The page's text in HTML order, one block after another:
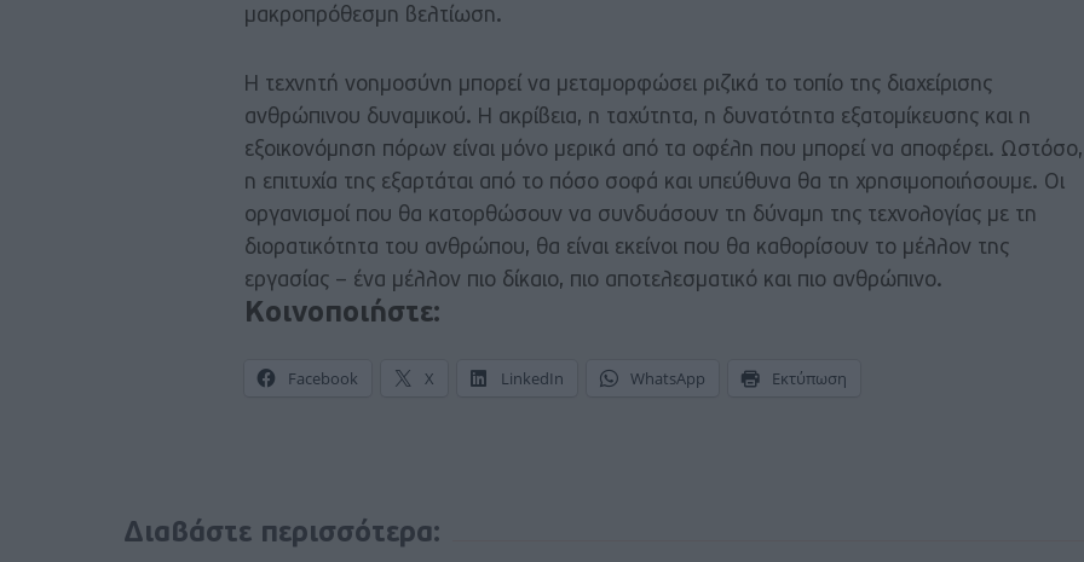
μακροπρόθεσμη βελτίωση.
Η τεχνητή νοημοσύνη μπορεί να μεταμορφώσει ριζικά το τοπίο της διαχείρισης
ανθρώπινου δυναμικού. Η ακρίβεια, η ταχύτητα, η δυνατότητα εξατομίκευσης και η
εξοικονόμηση πόρων είναι μόνο μερικά από τα οφέλη που μπορεί να αποφέρει. Ωστόσο,
η επιτυχία της εξαρτάται από το πόσο σοφά και υπεύθυνα θα τη χρησιμοποιήσουμε. Οι
οργανισμοί που θα κατορθώσουν να συνδυάσουν τη δύναμη της τεχνολογίας με τη
διορατικότητα του ανθρώπου, θα είναι εκείνοι που θα καθορίσουν το μέλλον της
εργασίας – ένα μέλλον πιο δίκαιο, πιο αποτελεσματικό και πιο ανθρώπινο.
Κοινοποιήστε:
Facebook X LinkedIn WhatsApp Εκτύπωση
Διαβάστε περισσότερα: